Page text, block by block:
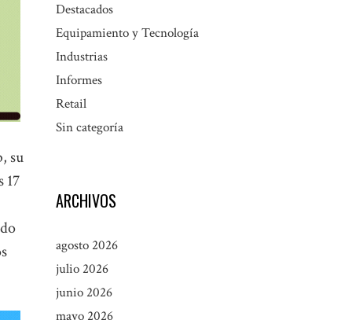
su
17
Destacados
Equipamiento y Tecnología
Industrias
Informes
Retail
Sin categoría
ARCHIVOS
agosto 2026
julio 2026
junio 2026
mayo 2026